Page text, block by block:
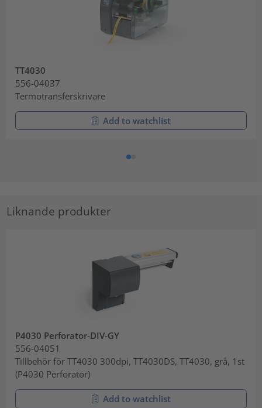
TT4030
556-04037
Termotransferskrivare
Add to watchlist
Liknande produkter
P4030 Perforator-DIV-GY
556-04051
Tillbehör för TT4030 300dpi, TT4030DS, TT4030, grå, 1st
(P4030 Perforator)
Add to watchlist